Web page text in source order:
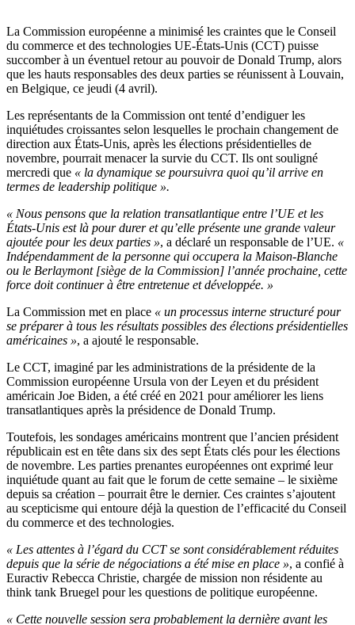
La Commission européenne a minimisé les craintes que le Conseil
du commerce et des technologies UE-États-Unis (CCT) puisse
succomber à un éventuel retour au pouvoir de Donald Trump, alors
que les hauts responsables des deux parties se réunissent à Louvain,
en Belgique, ce jeudi (4 avril).
Les représentants de la Commission ont tenté d’endiguer les
inquiétudes croissantes selon lesquelles le prochain changement de
direction aux États-Unis, après les élections présidentielles de
novembre, pourrait menacer la survie du CCT. Ils ont souligné
mercredi que « la dynamique se poursuivra quoi qu’il arrive en
termes de leadership politique ».
« Nous pensons que la relation transatlantique entre l’UE et les
États-Unis est là pour durer et qu’elle présente une grande valeur
ajoutée pour les deux parties », a déclaré un responsable de l’UE. «
Indépendamment de la personne qui occupera la Maison-Blanche
ou le Berlaymont [siège de la Commission] l’année prochaine, cette
force doit continuer à être entretenue et développée. »
La Commission met en place « un processus interne structuré pour
se préparer à tous les résultats possibles des élections présidentielles
américaines », a ajouté le responsable.
Le CCT, imaginé par les administrations de la présidente de la
Commission européenne Ursula von der Leyen et du président
américain Joe Biden, a été créé en 2021 pour améliorer les liens
transatlantiques après la présidence de Donald Trump.
Toutefois, les sondages américains montrent que l’ancien président
républicain est en tête dans six des sept États clés pour les élections
de novembre. Les parties prenantes européennes ont exprimé leur
inquiétude quant au fait que le forum de cette semaine – le sixième
depuis sa création – pourrait être le dernier. Ces craintes s’ajoutent
au scepticisme qui entoure déjà la question de l’efficacité du Conseil
du commerce et des technologies.
« Les attentes à l’égard du CCT se sont considérablement réduites
depuis que la série de négociations a été mise en place », a confié à
Euractiv Rebecca Christie, chargée de mission non résidente au
think tank Bruegel pour les questions de politique européenne.
« Cette nouvelle session sera probablement la dernière avant les